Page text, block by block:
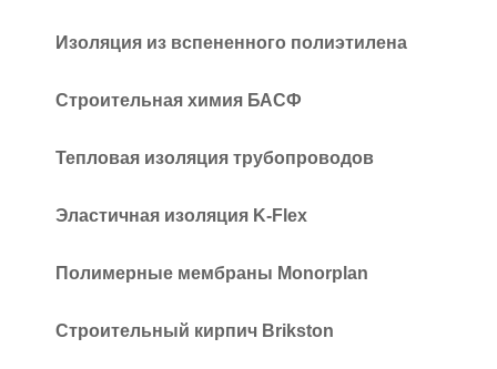
Изоляция из вспененного полиэтилена
Строительная химия БАСФ
Тепловая изоляция трубопроводов
Эластичная изоляция K-Flex
Полимерные мембраны Monorplan
Строительный кирпич Brikston